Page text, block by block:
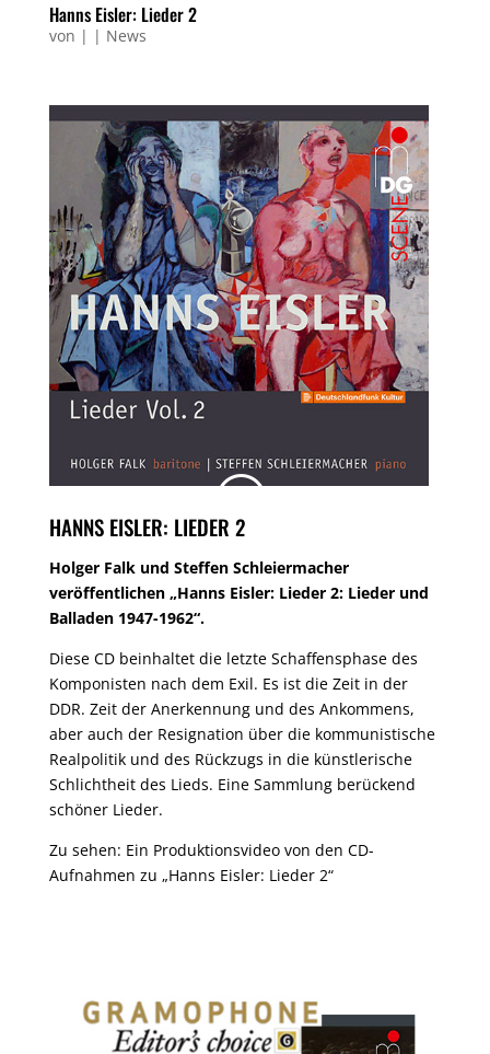
Hanns Eisler: Lieder 2
von | | News
HANNS EISLER: LIEDER 2
Holger Falk und Steffen Schleiermacher
veröffentlichen „Hanns Eisler: Lieder 2: Lieder und
Balladen 1947-1962“.
Diese CD beinhaltet die letzte Schaffensphase des
Komponisten nach dem Exil. Es ist die Zeit in der
DDR. Zeit der Anerkennung und des Ankommens,
aber auch der Resignation über die kommunistische
Realpolitik und des Rückzugs in die künstlerische
Schlichtheit des Lieds. Eine Sammlung berückend
schöner Lieder.
Zu sehen: Ein Produktionsvideo von den CD-
Aufnahmen zu „Hanns Eisler: Lieder 2“